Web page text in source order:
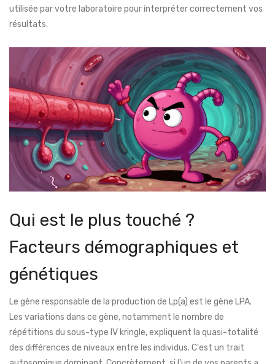
utilisée par votre laboratoire pour interpréter correctement vos
résultats.
Qui est le plus touché ?
Facteurs démographiques et
génétiques
Le gène responsable de la production de Lp(a) est le gène LPA.
Les variations dans ce gène, notamment le nombre de
répétitions du sous-type IV kringle, expliquent la quasi-totalité
des différences de niveaux entre les individus. C'est un trait